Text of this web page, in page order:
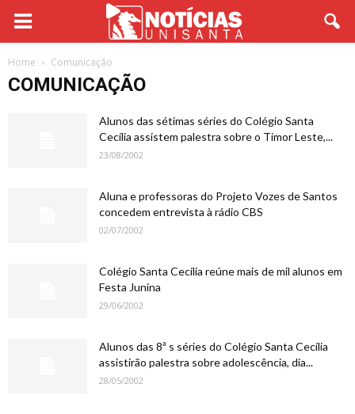
Home Comunicação
COMUNICAÇÃO
Alunos das sétimas séries do Colégio Santa
Cecília assistem palestra sobre o Timor Leste,...
23/08/2002
Aluna e professoras do Projeto Vozes de Santos
concedem entrevista à rádio CBS
02/07/2002
Colégio Santa Cecília reúne mais de mil alunos em
Festa Junina
29/06/2002
Alunos das 8ª s séries do Colégio Santa Cecília
assistirão palestra sobre adolescência, dia...
28/05/2002